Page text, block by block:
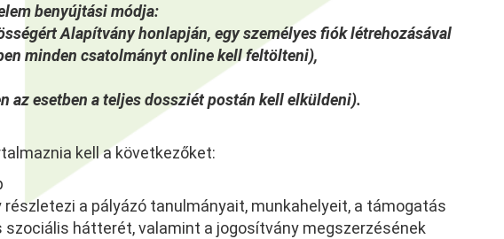
benyújtási módja:
Alapítvány honlapján, egy személyes fiók létrehozásával
minden csatolmányt online kell feltölteni),
az esetben a teljes dossziét postán kell elküldeni).
kell a következőket:
részletezi a pályázó tanulmányait, munkahelyeit, a támogatás
szociális hátterét, valamint a jogosítvány megszerzésének